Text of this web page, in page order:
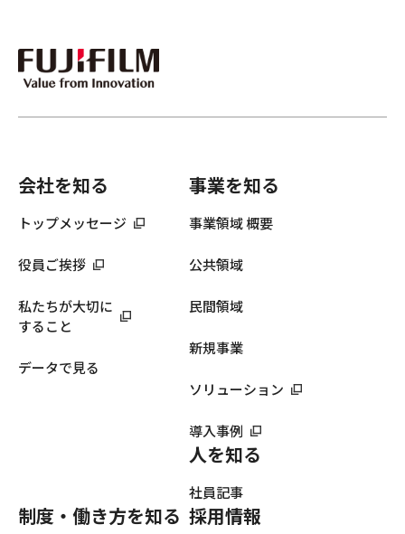
会社を知る
トップメッセージ
役員ご挨拶
私たちが大切に
すること
データで見る
事業を知る
事業領域 概要
公共領域
民間領域
新規事業
ソリューション
導入事例
人を知る
社員記事
制度・働き方を知る 採用情報